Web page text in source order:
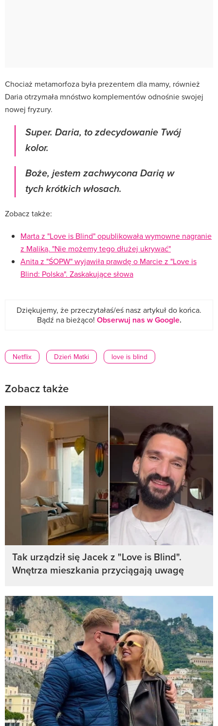
Chociaż metamorfoza była prezentem dla mamy, również
Daria otrzymała mnóstwo komplementów odnośnie swojej
nowej fryzury.
Super. Daria, to zdecydowanie Twój
kolor.
Boże, jestem zachwycona Darią w
tych krótkich włosach.
Zobacz także:
Marta z "Love is Blind" opublikowała wymowne nagranie
z Maliką. "Nie możemy tego dłużej ukrywać"
Anita z "ŚOPW" wyjawiła prawdę o Marcie z "Love is
Blind: Polska". Zaskakujące słowa
Dziękujemy, że przeczytałaś/eś nasz artykuł do końca.
Bądź na bieżąco! Obserwuj nas w Google.
Netflix Dzień Matki love is blind
Zobacz także
Tak urządził się Jacek z "Love is Blind".
Wnętrza mieszkania przyciągają uwagę